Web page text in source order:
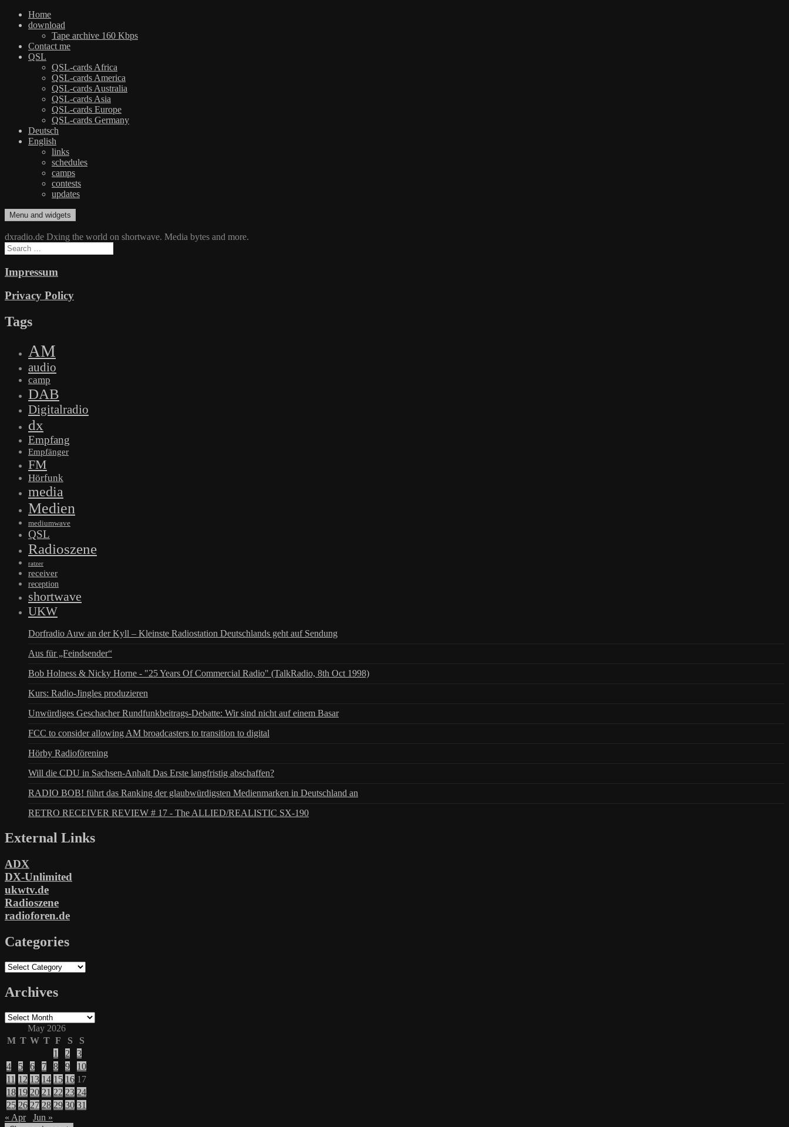
Home
download
Tape archive 160 Kbps
Contact me
QSL
QSL-cards Africa
QSL-cards America
QSL-cards Australia
QSL-cards Asia
QSL-cards Europe
QSL-cards Germany
Deutsch
English
links
schedules
camps
contests
updates
Skip
to
content
dxradio.de
DXing the world on shortwave
Menu and widgets
dxradio.de Dxing the world on shortwave. Media bytes and more.
Search
for:
Impressum
Privacy Policy
Tags
AM
audio
camp
DAB
Digitalradio
dx
Empfang
Empfänger
FM
Hörfunk
media
Medien
mediumwave
QSL
Radioszene
ratzer
receiver
reception
shortwave
UKW
Dorfradio Auw an der Kyll – Kleinste Radiostation Deutschlands geht auf Sendung
Aus für „Feindsender“
Bob Holness & Nicky Horne - "25 Years Of Commercial Radio" (TalkRadio, 8th Oct 1998)
Kurs: Radio-Jingles produzieren
Unwürdiges Geschacher Rundfunkbeitrags-Debatte: Wir sind nicht auf einem Basar
FCC to consider allowing AM broadcasters to transition to digital
Hörby Radioförening
Will die CDU in Sachsen-Anhalt Das Erste langfristig abschaffen?
RADIO BOB! führt das Ranking der glaubwürdigsten Medienmarken in Deutschland an
RETRO RECEIVER REVIEW # 17 - The ALLIED/REALISTIC SX-190
External Links
ADX
DX-Unlimited
ukwtv.de
Radioszene
radioforen.de
Categories
Categories
Archives
Archives
May 2026
M T W T F S
S
1
2
3
4
5 6 7 8 9
10
11 12 13 14 15 16 17
18 19 20 21 22 23 24
25 26 27 28 29 30 31
« Apr
Jun »